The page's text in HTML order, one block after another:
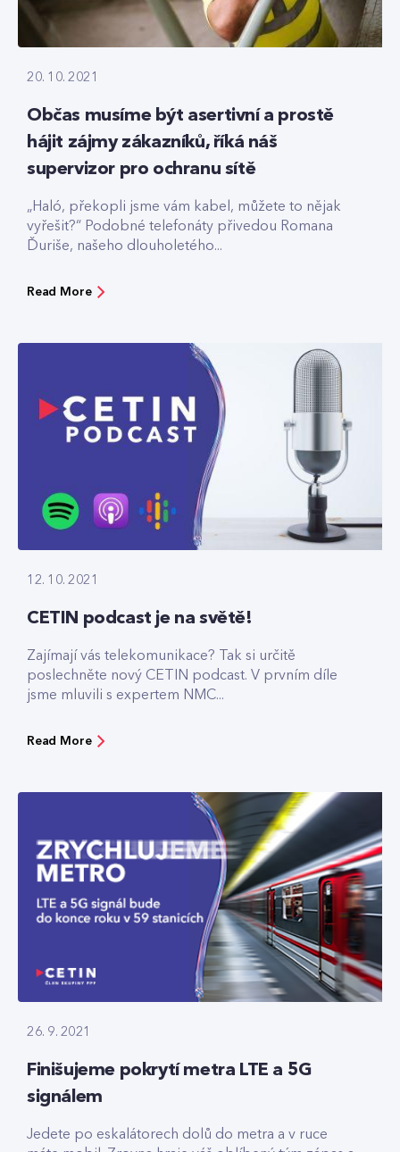
20. 10. 2021
Občas musíme být asertivní a prostě
hájit zájmy zákazníků, říká náš
supervizor pro ochranu sítě
„Haló, překopli jsme vám kabel, můžete to nějak
vyřešit?“ Podobné telefonáty přivedou Romana
Ďuriše, našeho dlouholetého...
Read More
12. 10. 2021
CETIN podcast je na světě!
Zajímají vás telekomunikace? Tak si určitě
poslechněte nový CETIN podcast. V prvním díle
jsme mluvili s expertem NMC...
Read More
26. 9. 2021
Finišujeme pokrytí metra LTE a 5G
signálem
Jedete po eskalátorech dolů do metra a v ruce